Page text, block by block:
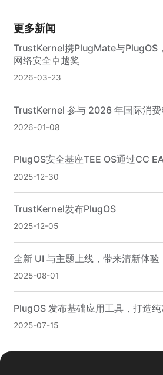
更多新闻
TrustKernel携PlugMate与PlugOS
网络安全卓越奖
2026-03-23
TrustKernel 参与 2026 年国际消费
2026-01-08
PlugOS安全基座TEE OS通过CC
2025-12-30
TrustKernel发布PlugOS
2025-12-05
全新 UI 与主题上线，带来清新体验
2025-08-01
PlugOS 发布基础应用工具，打造
2025-07-15